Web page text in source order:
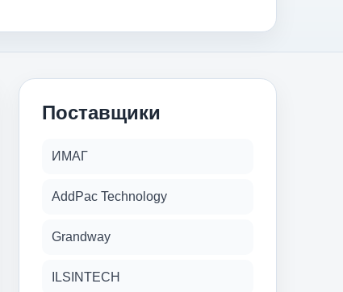
Поставщики
ИМАГ
AddPac Technology
Grandway
ILSINTECH